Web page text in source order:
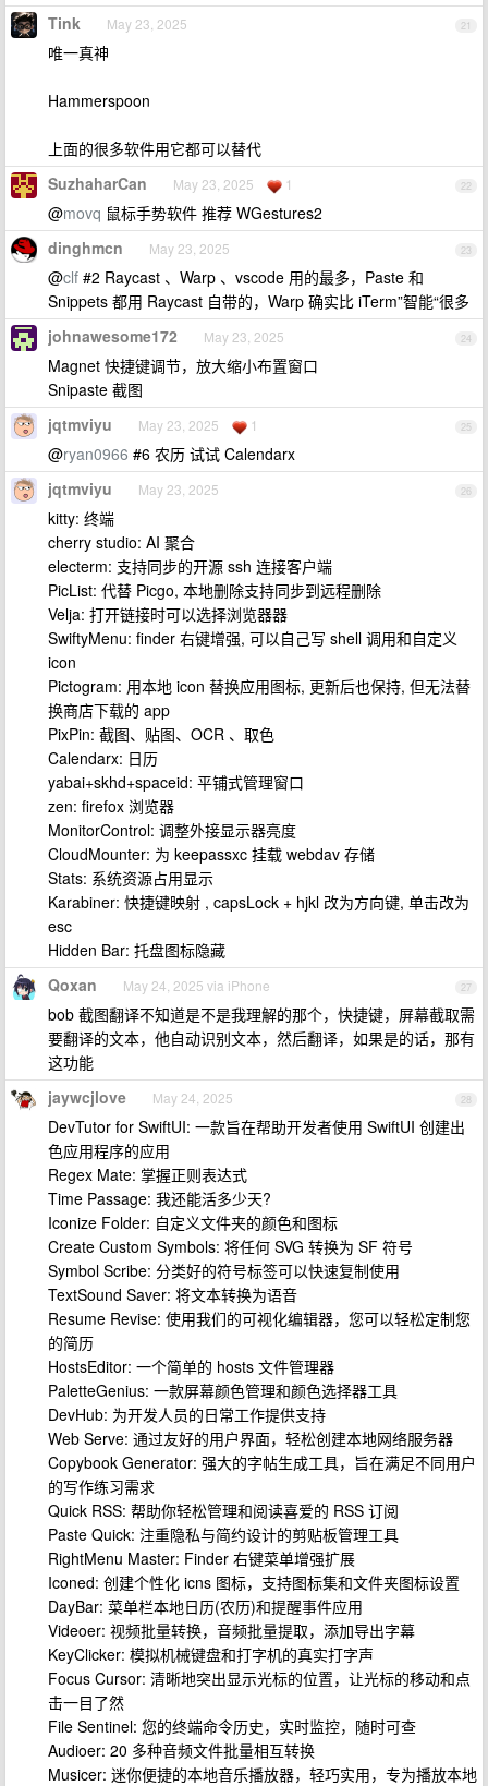
21
Tink May 23, 2025
唯一真神
Hammerspoon
上面的很多软件用它都可以替代
22
SuzhaharCan May 23, 2025 1
@movq 鼠标手势软件 推荐 WGestures2
23
dinghmcn May 23, 2025
@clf #2 Raycast 、Warp 、vscode 用的最多，Paste 和
Snippets 都用 Raycast 自带的，Warp 确实比 iTerm”智能“很多
24
johnawesome172 May 23, 2025
Magnet 快捷键调节，放大缩小布置窗口
Snipaste 截图
25
jqtmviyu May 23, 2025 1
@ryan0966 #6 农历 试试 Calendarx
26
jqtmviyu May 23, 2025
kitty: 终端
cherry studio: AI 聚合
electerm: 支持同步的开源 ssh 连接客户端
PicList: 代替 Picgo, 本地删除支持同步到远程删除
Velja: 打开链接时可以选择浏览器器
SwiftyMenu: finder 右键增强, 可以自己写 shell 调用和自定义
icon
Pictogram: 用本地 icon 替换应用图标, 更新后也保持, 但无法替
换商店下载的 app
PixPin: 截图、贴图、OCR 、取色
Calendarx: 日历
yabai+skhd+spaceid: 平铺式管理窗口
zen: firefox 浏览器
MonitorControl: 调整外接显示器亮度
CloudMounter: 为 keepassxc 挂载 webdav 存储
Stats: 系统资源占用显示
Karabiner: 快捷键映射 , capsLock + hjkl 改为方向键, 单击改为
esc
Hidden Bar: 托盘图标隐藏
27
Qoxan May 24, 2025 via iPhone
bob 截图翻译不知道是不是我理解的那个，快捷键，屏幕截取需
要翻译的文本，他自动识别文本，然后翻译，如果是的话，那有
这功能
28
jaywcjlove May 24, 2025
DevTutor for SwiftUI: 一款旨在帮助开发者使用 SwiftUI 创建出
色应用程序的应用
Regex Mate: 掌握正则表达式
Time Passage: 我还能活多少天?
Iconize Folder: 自定义文件夹的颜色和图标
Create Custom Symbols: 将任何 SVG 转换为 SF 符号
Symbol Scribe: 分类好的符号标签可以快速复制使用
TextSound Saver: 将文本转换为语音
Resume Revise: 使用我们的可视化编辑器，您可以轻松定制您
的简历
HostsEditor: 一个简单的 hosts 文件管理器
PaletteGenius: 一款屏幕颜色管理和颜色选择器工具
DevHub: 为开发人员的日常工作提供支持
Web Serve: 通过友好的用户界面，轻松创建本地网络服务器
Copybook Generator: 强大的字帖生成工具，旨在满足不同用户
的写作练习需求
Quick RSS: 帮助你轻松管理和阅读喜爱的 RSS 订阅
Paste Quick: 注重隐私与简约设计的剪贴板管理工具
RightMenu Master: Finder 右键菜单增强扩展
Iconed: 创建个性化 icns 图标，支持图标集和文件夹图标设置
DayBar: 菜单栏本地日历(农历)和提醒事件应用
Videoer: 视频批量转换，音频批量提取，添加导出字幕
KeyClicker: 模拟机械键盘和打字机的真实打字声
Focus Cursor: 清晰地突出显示光标的位置，让光标的移动和点
击一目了然
File Sentinel: 您的终端命令历史，实时监控，随时可查
Audioer: 20 多种音频文件批量相互转换
Musicer: 迷你便捷的本地音乐播放器，轻巧实用，专为播放本地